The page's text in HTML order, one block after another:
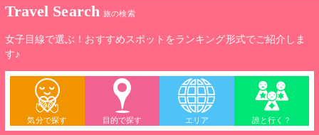
気に入りの１つが見つかるはず。
Travel Search 旅の検索
女子目線で選ぶ！おすすめスポットをランキング形式でご紹介しま
す♪
気分で探す 目的で探す エリア 誰と行く？